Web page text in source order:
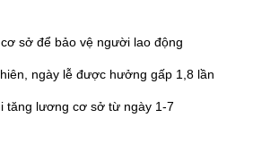
sở để bảo vệ người lao động
ngày lễ được hưởng gấp 1,8 lần
tăng lương cơ sở từ ngày 1-7